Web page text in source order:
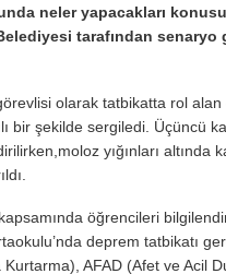
neler yapacakları
tarafından
olarak tatbikatta rol
bir şekilde sergiledi. Üçüncü
yığınları altında
öğrencileri
deprem tatbikatı
AFAD (Afet ve Acil